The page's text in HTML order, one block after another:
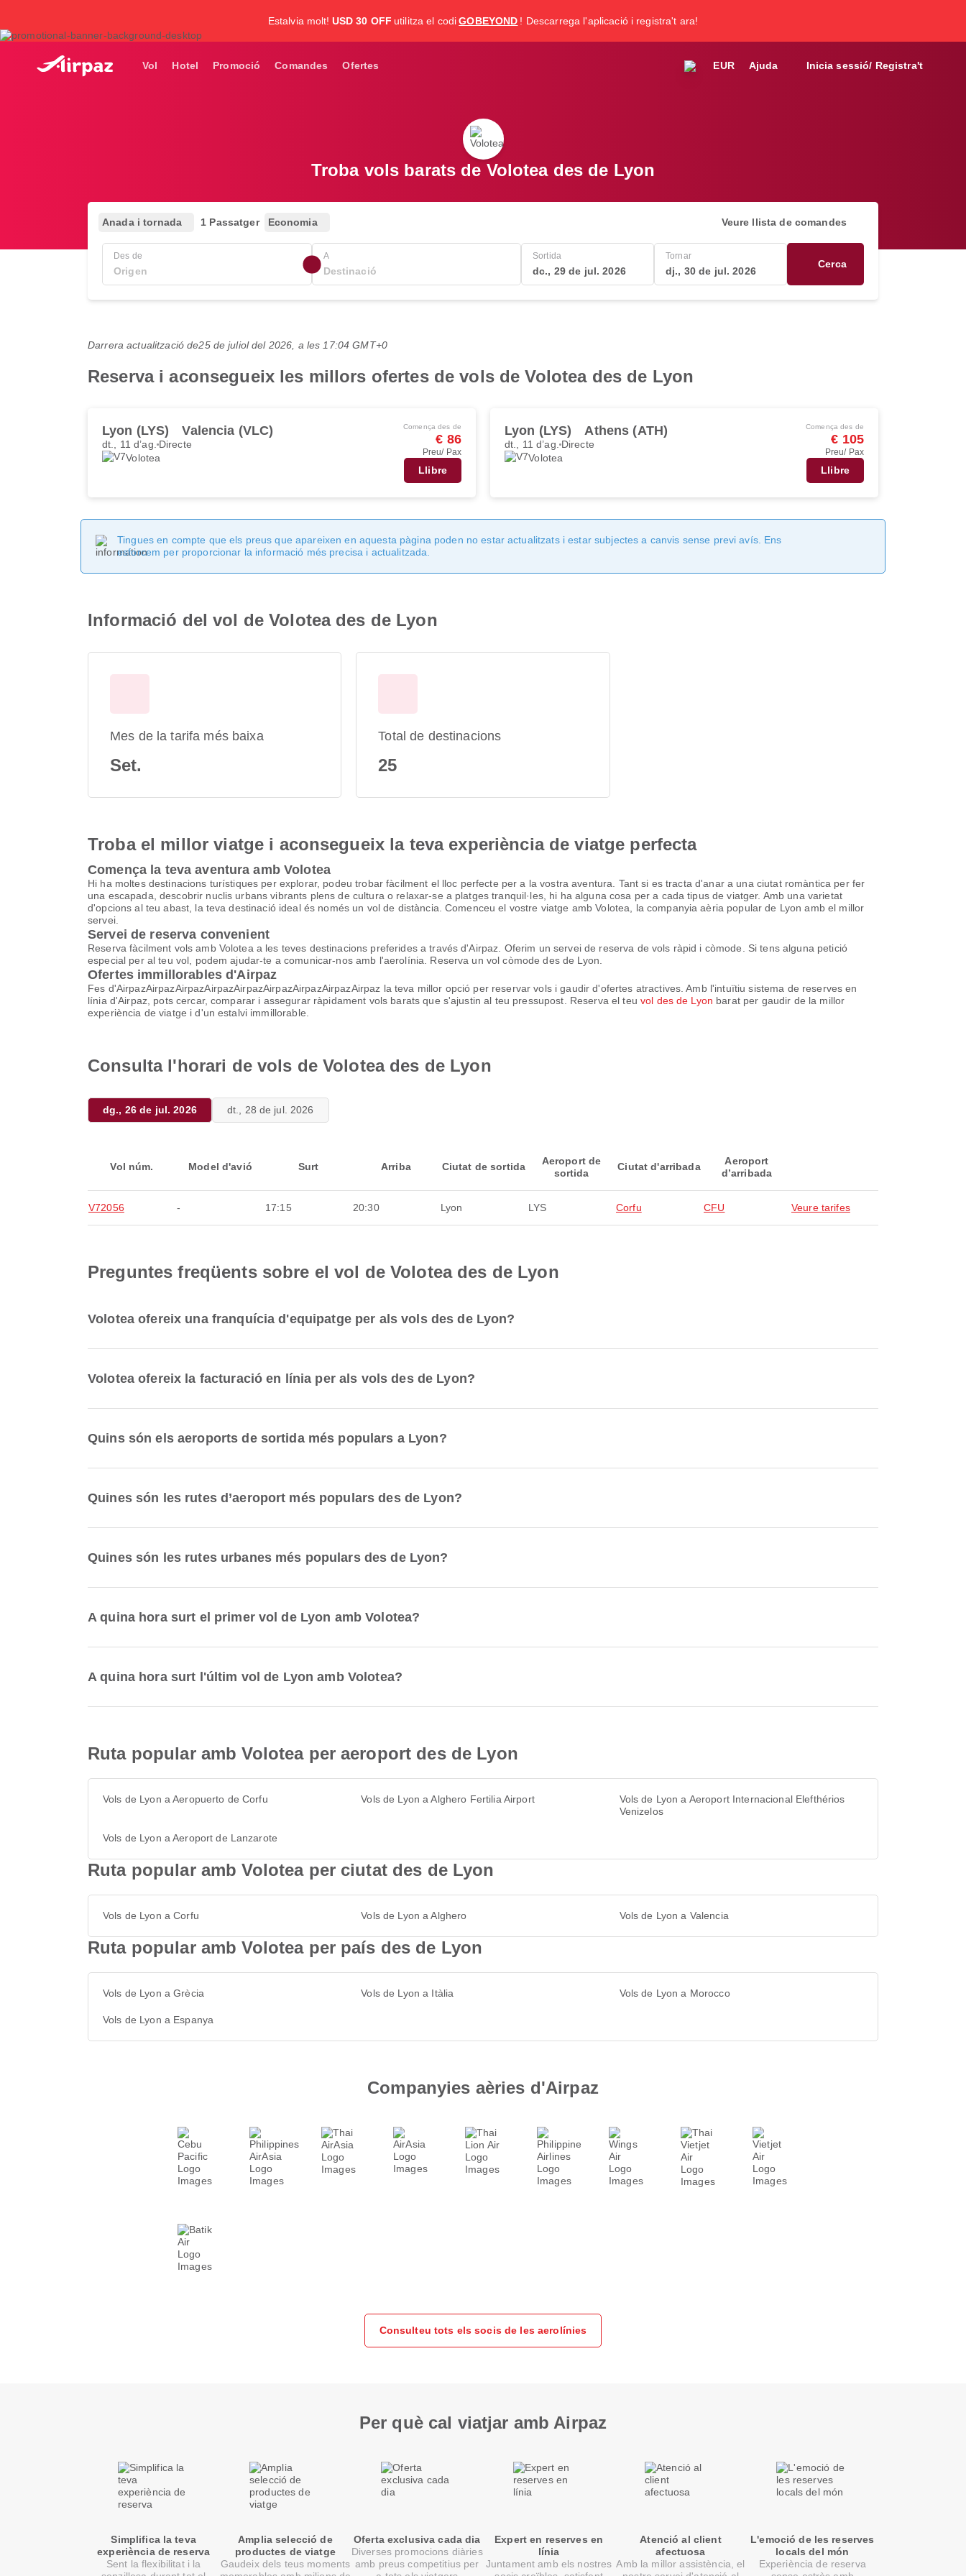
Estalvia molt! USD 30 OFF utilitza el codi GOBEYOND ! Descarrega l'aplicació i registra't ara!
Vol Hotel Promoció Comandes Ofertes EUR Ajuda Inicia sessió/ Registra't
Troba vols barats de Volotea des de Lyon
Anada i tornada 1 Passatger Economia Veure llista de comandes
Des de A Sortida
dc., 29 de jul. 2026
Tornar
dj., 30 de jul. 2026
Cerca
Darrera actualització de25 de juliol del 2026, a les 17:04 GMT+0
Reserva i aconsegueix les millors ofertes de vols de Volotea des de Lyon
Lyon (LYS) Valencia (VLC)
dt., 11 d’ag. Directe
Volotea
Comença des de
€ 86
Preu/ Pax
Llibre
Lyon (LYS) Athens (ATH)
dt., 11 d’ag. Directe
Volotea
Comença des de
€ 105
Preu/ Pax
Llibre
Tingues en compte que els preus que apareixen en aquesta pàgina poden no estar actualitzats i estar subjectes a canvis sense previ avís. Ens
esforcem per proporcionar la informació més precisa i actualitzada.
Informació del vol de Volotea des de Lyon
Mes de la tarifa més baixa
Set.
Total de destinacions
25
Troba el millor viatge i aconsegueix la teva experiència de viatge perfecta
Comença la teva aventura amb Volotea
Hi ha moltes destinacions turístiques per explorar, podeu trobar fàcilment el lloc perfecte per a la vostra aventura. Tant si es tracta d'anar a una ciutat romàntica per fer
una escapada, descobrir nuclis urbans vibrants plens de cultura o relaxar-se a platges tranquil·les, hi ha alguna cosa per a cada tipus de viatger. Amb una varietat
d'opcions al teu abast, la teva destinació ideal és només un vol de distància. Comenceu el vostre viatge amb Volotea, la companyia aèria popular de Lyon amb el millor
servei.
Servei de reserva convenient
Reserva fàcilment vols amb Volotea a les teves destinacions preferides a través d'Airpaz. Oferim un servei de reserva de vols ràpid i còmode. Si tens alguna petició
especial per al teu vol, podem ajudar-te a comunicar-nos amb l'aerolínia. Reserva un vol còmode des de Lyon.
Ofertes immillorables d'Airpaz
Fes d'AirpazAirpazAirpazAirpazAirpazAirpazAirpazAirpazAirpaz la teva millor opció per reservar vols i gaudir d'ofertes atractives. Amb l'intuïtiu sistema de reserves en
línia d'Airpaz, pots cercar, comparar i assegurar ràpidament vols barats que s'ajustin al teu pressupost. Reserva el teu vol des de Lyon barat per gaudir de la millor
experiència de viatge i d'un estalvi immillorable.
Consulta l'horari de vols de Volotea des de Lyon
dg., 26 de jul. 2026 dt., 28 de jul. 2026
Vol núm. Model d'avió Surt Arriba Ciutat de sortida
Aeroport de
sortida
Ciutat d'arribada
Aeroport
d’arribada
V72056 - 17:15 20:30 Lyon LYS Corfu CFU Veure tarifes
Preguntes freqüents sobre el vol de Volotea des de Lyon
Volotea ofereix una franquícia d'equipatge per als vols des de Lyon?
Volotea ofereix la facturació en línia per als vols des de Lyon?
Quins són els aeroports de sortida més populars a Lyon?
Quines són les rutes d’aeroport més populars des de Lyon?
Quines són les rutes urbanes més populars des de Lyon?
A quina hora surt el primer vol de Lyon amb Volotea?
A quina hora surt l'últim vol de Lyon amb Volotea?
Ruta popular amb Volotea per aeroport des de Lyon
Vols de Lyon a Aeropuerto de Corfu Vols de Lyon a Alghero Fertilia Airport
Vols de Lyon a Aeroport Internacional Elefthérios
Venizelos
Vols de Lyon a Aeroport de Lanzarote
Ruta popular amb Volotea per ciutat des de Lyon
Vols de Lyon a Corfu Vols de Lyon a Alghero Vols de Lyon a Valencia
Ruta popular amb Volotea per país des de Lyon
Vols de Lyon a Grècia Vols de Lyon a Itàlia Vols de Lyon a Morocco
Vols de Lyon a Espanya
Companyies aèries d'Airpaz
Consulteu tots els socis de les aerolínies
Per què cal viatjar amb Airpaz
Simplifica la teva
experiència de reserva
Sent la flexibilitat i la
Amplia selecció de
productes de viatge
Gaudeix dels teus moments
Oferta exclusiva cada dia
Diverses promocions diàries
amb preus competitius per
Expert en reserves en
línia
Juntament amb els nostres
Atenció al client
afectuosa
Amb la millor assistència, el
L'emoció de les reserves
locals del món
Experiència de reserva